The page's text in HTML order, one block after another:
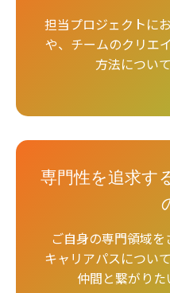
担当プロジェクトに
や、チームのクリエ
方法につい
専門性を追求す
ご自身の専門領域
キャリアパスについ
仲間と繋がりた